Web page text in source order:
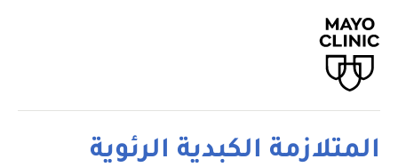
المتلازمة الكبدية الرئوية